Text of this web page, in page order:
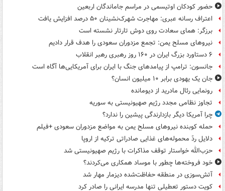
حضور کودکان اوتیسمی در مراسم جاماندگان اربعین
اعتراف رسانه عبری: مهاجرت شهرک‌نشینان ۵۰ درصد افزایش یافت
برزگر: همای سعادت روی دوش تارتار نشسته است
نیروهای مسلح یمن: تجمع مزدوران سعودی را هدف قرار دادیم
۶ دستاورد بزرگ ایران در ۱۶۰ روز رهبری رهبر انقلاب
جانسون: ترامپ از پیامدهای جنگ با ایران برای آمریکایی‌ها آگاه است
جان یک یهودی برابر ۱۰ میلیون انسان؟
رونمایی رئال مادرید از دیومانده
تجاوز نظامی مجدد رژیم صهیونیستی به سوریه
چرا آمریکا دیگر بازدارندگی پیشین را ندارد؟
حمله کوبنده نیروهای مسلح یمن به مواضع مزدوران سعودی +فیلم
دلایل ردّ محموله‌های غذایی صادراتی ترکیه از اروپا
حزب‌الله خواستار توقف مذاکرات با رژیم صهیونیستی شد
خود فروخته‌ها چطور با موساد همکاری می‌کردند؟
آتش‌سوزی در منطقه حفاظت‌شده دیزمار مهار شد
کویت دستور تعطیلی تنها مدرسه ایرانی را صادر کرد